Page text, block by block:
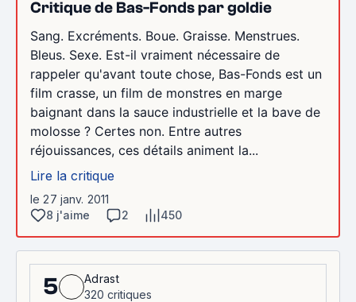
Critique de Bas-Fonds par goldie
Sang. Excréments. Boue. Graisse. Menstrues.
Bleus. Sexe. Est-il vraiment nécessaire de
rappeler qu'avant toute chose, Bas-Fonds est un
film crasse, un film de monstres en marge
baignant dans la sauce industrielle et la bave de
molosse ? Certes non. Entre autres
réjouissances, ces détails animent la...
Lire la critique
le 27 janv. 2011
8 j'aime
2 450
5
Adrast
320 critiques